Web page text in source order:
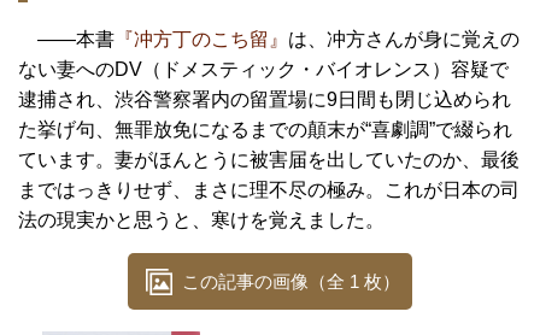
――本書 『冲方丁のこち留』 は、冲方さんが身に覚えの
ない妻へのDV（ドメスティック・バイオレンス）容疑で
逮捕され、渋谷警察署内の留置場に9日間も閉じ込められ
た挙げ句、無罪放免になるまでの顛末が“喜劇調”で綴られ
ています。妻がほんとうに被害届を出していたのか、最後
まではっきりせず、まさに理不尽の極み。これが日本の司
法の現実かと思うと、寒けを覚えました。
この記事の画像（全 1 枚）